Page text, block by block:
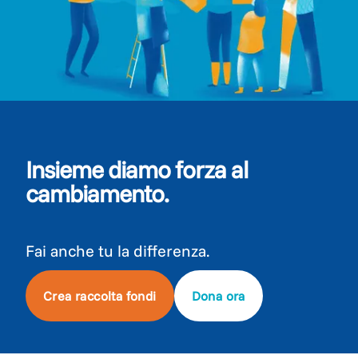
Insieme diamo forza al
cambiamento.
Fai anche tu la differenza.
Crea raccolta fondi Dona ora